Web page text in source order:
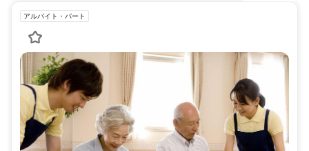
アルバイト・パート